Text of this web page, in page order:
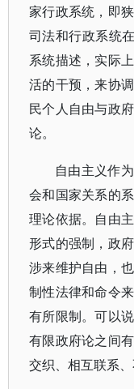
家行政系统，即
司法和行政系统
系统描述，实际
活的干预，来协
民个人自由与政
论。
自由主义作
会和国家关系的
理论依据。自由
形式的强制，政
涉来维护自由，
制性法律和命令
有所限制。可以
有限政府论之间
交织、相互联系、